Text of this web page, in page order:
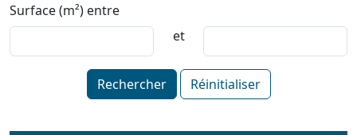
Surface (m²) entre
et
Rechercher Réinitialiser